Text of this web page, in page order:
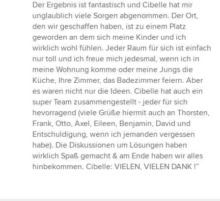
von
5
Sternen
Der Ergebnis ist fantastisch und Cibelle hat mir
unglaublich viele Sorgen abgenommen. Der Ort,
den wir geschaffen haben, ist zu einem Platz
geworden an dem sich meine Kinder und ich
wirklich wohl fühlen. Jeder Raum für sich ist einfach
nur toll und ich freue mich jedesmal, wenn ich in
meine Wohnung komme oder meine Jungs die
Küche, Ihre Zimmer, das Badezimmer feiern. Aber
es waren nicht nur die Ideen. Cibelle hat auch ein
super Team zusammengestellt - jeder für sich
hevorragend (viele Grüße hiermit auch an Thorsten,
Frank, Otto, Axel, Eileen, Benjamin, David und
Entschuldigung, wenn ich jemanden vergessen
habe). Die Diskussionen um Lösungen haben
wirklich Spaß gemacht & am Ende haben wir alles
hinbekommen. Cibelle: VIELEN, VIELEN DANK !”